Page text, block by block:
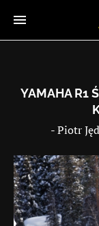
YAMAHA R1
-Piotr